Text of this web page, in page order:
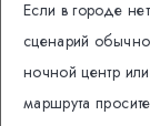
Если в городе
сценарий
ночной центр
маршрута